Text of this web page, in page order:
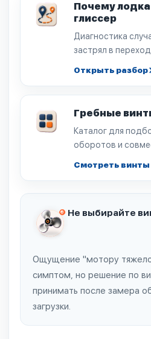
Почему
глиссер
Диагностика
застрял в
Открыть разбор
Гребные
Каталог для
оборотов и
Смотреть винты
Не выбирайте
Ощущение "мотору
симптом, но решение по
принимать после замера
загрузки.